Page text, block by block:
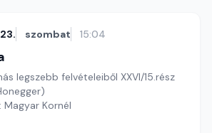
szombat 15:04
legszebb felvételeiből XXVI/15.rész
Magyar Kornél